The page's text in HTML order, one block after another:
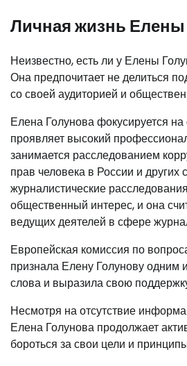
Личная жизнь
Неизвестно, есть ли у Елены
Она предпочитает не делиться
со своей аудиторией и
Елена Голунова фокусируется
проявляет высокий
занимается расследованием
прав человека в России и других
журналистические
общественный интерес, и она
ведущих деятелей в сфере
Европейская комиссия по
признала Елену Голунову одним
слова и выразила свою
Несмотря на отсутствие
Елена Голунова продолжает
бороться за свои цели и